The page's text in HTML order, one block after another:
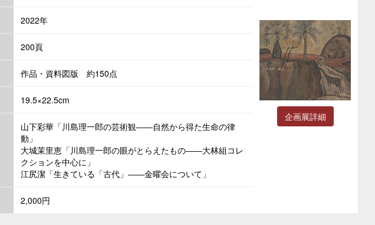
企画展詳細
2022年
200頁
作品・資料図版 約150点
19.5×22.5cm
山下彩華「川島理一郎の芸術観――自然から得た生命の律
動」
大城茉里恵「川島理一郎の眼がとらえたもの――大林組コレ
クションを中心に」
江尻潔「生きている「古代」――金曜会について」
2,000円